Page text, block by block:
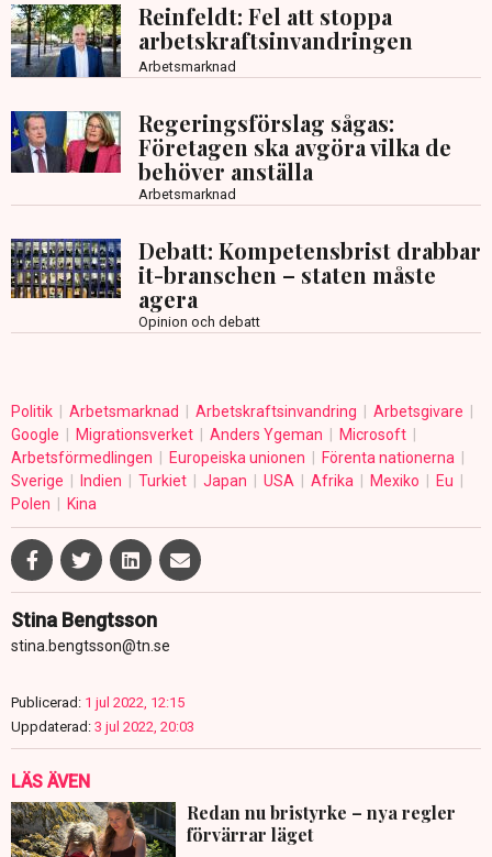
Reinfeldt: Fel att stoppa
arbetskraftsinvandringen
Arbetsmarknad
Regeringsförslag sågas:
Företagen ska avgöra vilka de
behöver anställa
Arbetsmarknad
Debatt: Kompetensbrist drabbar
it-branschen – staten måste
agera
Opinion och debatt
Politik Arbetsmarknad Arbetskraftsinvandring
Arbetsgivare
Google
Migrationsverket Anders Ygeman
Microsoft
Arbetsförmedlingen
Europeiska unionen
Förenta nationerna
Sverige
Indien Turkiet Japan USA Afrika Mexiko
Eu
Polen
Kina
Stina Bengtsson
stina.bengtsson@tn.se
Publicerad: 1 jul 2022, 12:15
Uppdaterad: 3 jul 2022, 20:03
LÄS ÄVEN
Redan nu bristyrke – nya regler
förvärrar läget